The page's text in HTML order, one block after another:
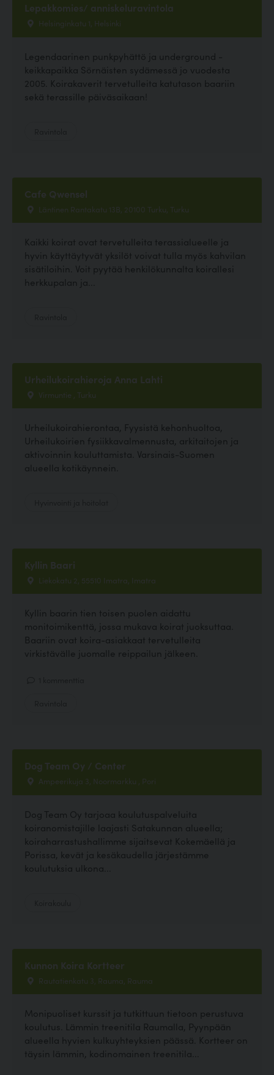
Lepakkomies/ anniskeluravintola
Helsinginkatu 1, Helsinki
Legendaarinen punkpyhättö ja underground -
keikkapaikka Sörnäisten sydämessä jo vuodesta
2005. Koirakaverit tervetulleita katutason baariin
sekä terassille päiväsaikaan!
Cafe Qwensel
Läntinen Rantakatu 13B, 20100 Turku, Turku
Kaikki koirat ovat tervetulleita terassialueelle ja
hyvin käyttäytyvät yksilöt voivat tulla myös kahvilan
sisätiloihin. Voit pyytää henkilökunnalta koirallesi
herkkupalan ja...
Urheilukoirahieroja Anna Lahti
Virmuntie , Turku
Urheilukoirahierontaa, Fyysistä kehonhuoltoa,
Urheilukoirien fysiikkavalmennusta, arkitaitojen ja
aktivoinnin kouluttamista. Varsinais-Suomen
alueella kotikäynnein.
Kyllin Baari
Liekokatu 2, 55510 Imatra, Imatra
Kyllin baarin tien toisen puolen aidattu
monitoimikenttä, jossa mukava koirat juoksuttaa.
Baariin ovat koira-asiakkaat tervetulleita
virkistävälle juomalle reippailun jälkeen.
Dog Team Oy / Center
Ampeerikuja 3, Noormarkku , Pori
Dog Team Oy tarjoaa koulutuspalveluita
koiranomistajille laajasti Satakunnan alueella;
koiraharrastushallimme sijaitsevat Kokemäellä ja
Porissa, kevät ja kesäkaudella järjestämme
koulutuksia ulkona...
Kunnon Koira Kortteer
Rautatienkatu 3, Rauma, Rauma
Monipuoliset kurssit ja tutkittuun tietoon perustuva
koulutus. Lämmin treenitila Raumalla, Pyynpään
alueella hyvien kulkuyhteyksien päässä. Kortteer on
täysin lämmin, kodinomainen treenitila...